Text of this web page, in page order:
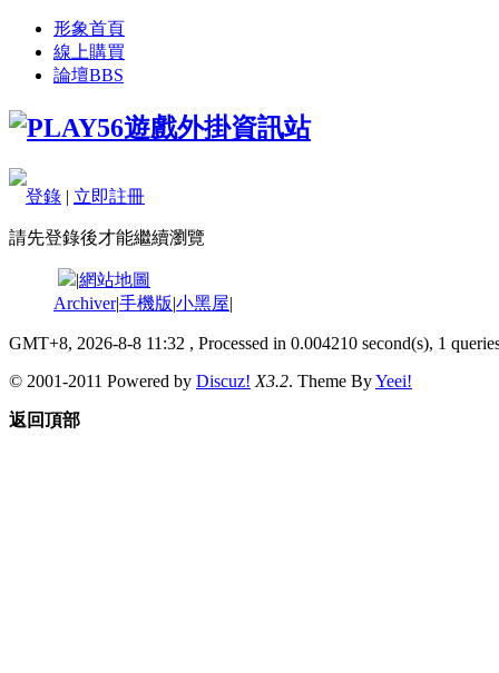
形象首頁
線上購買
論壇BBS
登錄 | 立即註冊
請先登錄後才能繼續瀏覽
|網站地圖
Archiver|手機版|小黑屋|
GMT+8, 2026-8-8 11:32 , Processed in 0.004210 second(s), 1
© 2001-2011 Powered by Discuz! X3.2. Theme ByYeei!
返回頂部